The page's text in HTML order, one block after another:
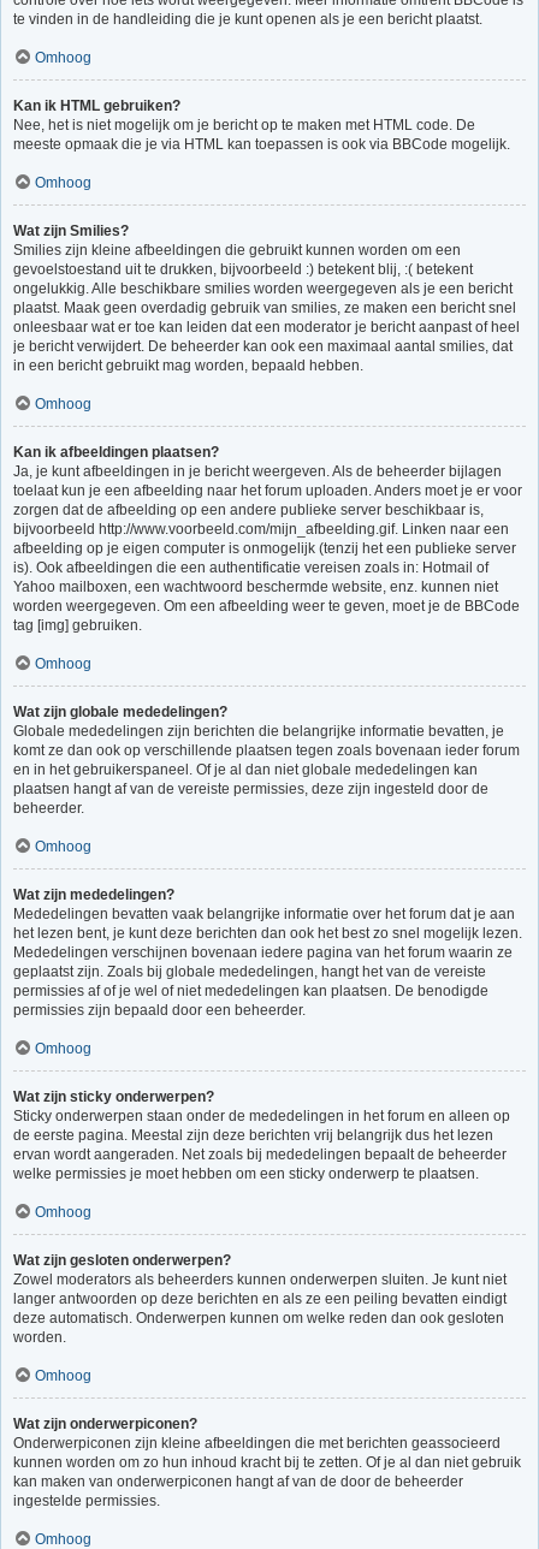
te vinden in de handleiding die je kunt openen als je een bericht plaatst.
Omhoog
Kan ik HTML gebruiken?
Nee, het is niet mogelijk om je bericht op te maken met HTML code. De
meeste opmaak die je via HTML kan toepassen is ook via BBCode mogelijk.
Omhoog
Wat zijn Smilies?
Smilies zijn kleine afbeeldingen die gebruikt kunnen worden om een
gevoelstoestand uit te drukken, bijvoorbeeld :) betekent blij, :( betekent
ongelukkig. Alle beschikbare smilies worden weergegeven als je een bericht
plaatst. Maak geen overdadig gebruik van smilies, ze maken een bericht snel
onleesbaar wat er toe kan leiden dat een moderator je bericht aanpast of heel
je bericht verwijdert. De beheerder kan ook een maximaal aantal smilies, dat
in een bericht gebruikt mag worden, bepaald hebben.
Omhoog
Kan ik afbeeldingen plaatsen?
Ja, je kunt afbeeldingen in je bericht weergeven. Als de beheerder bijlagen
toelaat kun je een afbeelding naar het forum uploaden. Anders moet je er voor
zorgen dat de afbeelding op een andere publieke server beschikbaar is,
bijvoorbeeld http://www.voorbeeld.com/mijn_afbeelding.gif. Linken naar een
afbeelding op je eigen computer is onmogelijk (tenzij het een publieke server
is). Ook afbeeldingen die een authentificatie vereisen zoals in: Hotmail of
Yahoo mailboxen, een wachtwoord beschermde website, enz. kunnen niet
worden weergegeven. Om een afbeelding weer te geven, moet je de BBCode
tag [img] gebruiken.
Omhoog
Wat zijn globale mededelingen?
Globale mededelingen zijn berichten die belangrijke informatie bevatten, je
komt ze dan ook op verschillende plaatsen tegen zoals bovenaan ieder forum
en in het gebruikerspaneel. Of je al dan niet globale mededelingen kan
plaatsen hangt af van de vereiste permissies, deze zijn ingesteld door de
beheerder.
Omhoog
Wat zijn mededelingen?
Mededelingen bevatten vaak belangrijke informatie over het forum dat je aan
het lezen bent, je kunt deze berichten dan ook het best zo snel mogelijk lezen.
Mededelingen verschijnen bovenaan iedere pagina van het forum waarin ze
geplaatst zijn. Zoals bij globale mededelingen, hangt het van de vereiste
permissies af of je wel of niet mededelingen kan plaatsen. De benodigde
permissies zijn bepaald door een beheerder.
Omhoog
Wat zijn sticky onderwerpen?
Sticky onderwerpen staan onder de mededelingen in het forum en alleen op
de eerste pagina. Meestal zijn deze berichten vrij belangrijk dus het lezen
ervan wordt aangeraden. Net zoals bij mededelingen bepaalt de beheerder
welke permissies je moet hebben om een sticky onderwerp te plaatsen.
Omhoog
Wat zijn gesloten onderwerpen?
Zowel moderators als beheerders kunnen onderwerpen sluiten. Je kunt niet
langer antwoorden op deze berichten en als ze een peiling bevatten eindigt
deze automatisch. Onderwerpen kunnen om welke reden dan ook gesloten
worden.
Omhoog
Wat zijn onderwerpiconen?
Onderwerpiconen zijn kleine afbeeldingen die met berichten geassocieerd
kunnen worden om zo hun inhoud kracht bij te zetten. Of je al dan niet gebruik
kan maken van onderwerpiconen hangt af van de door de beheerder
ingestelde permissies.
Omhoog